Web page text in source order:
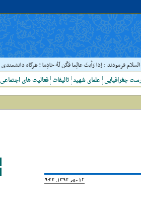
فرمودند : إذا رَأيتَ عالِما فَکُن لَهُ خادِما ؛ هرگاه دانشمندى
فعالیت های اجتماعی تالیفات علمای شهید جغرافیایی
12 مهر 1394, 19:44